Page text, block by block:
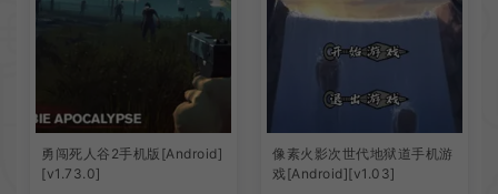
勇闯死人谷2手机版[Android]
[v1.73.0]
像素火影次世代地狱道手机游
戏[Android][v1.03]